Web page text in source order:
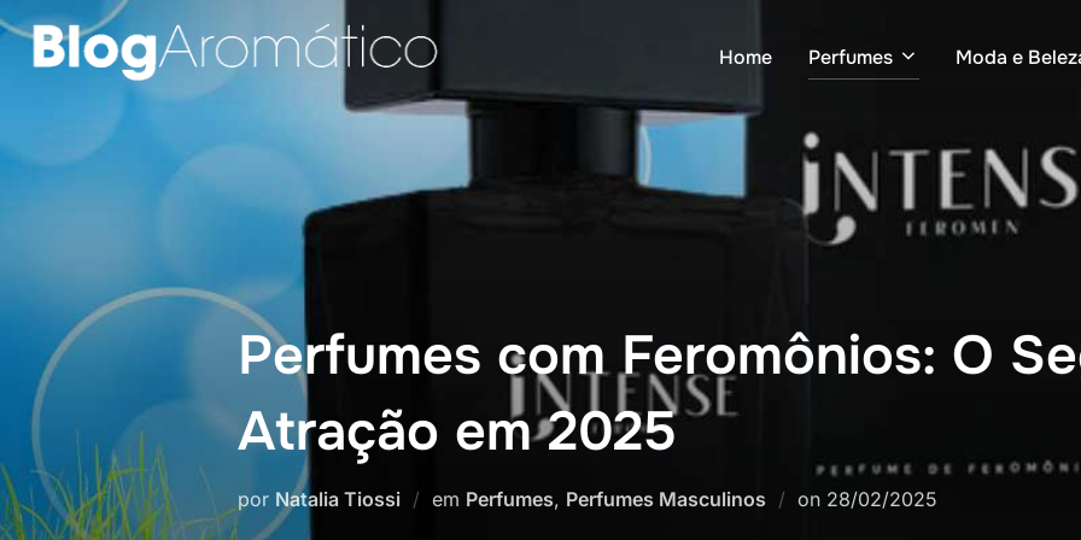
Pular
Home Perfumes Moda e
Perfumes com Feromônios: O
Atração em 2025
por Natalia Tiossi em Perfumes, Perfumes Masculinos on Postado
28/02/2025